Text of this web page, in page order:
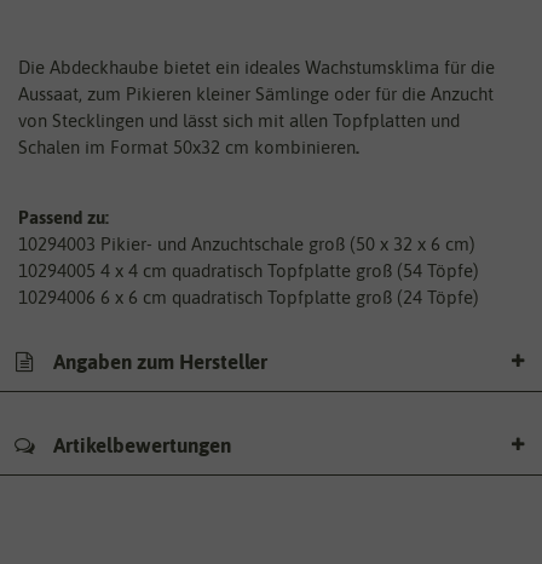
Die Abdeckhaube bietet ein ideales Wachstumsklima für die
Aussaat, zum Pikieren kleiner Sämlinge oder für die Anzucht
von Stecklingen und lässt sich mit allen Topfplatten und
Schalen im Format 50x32 cm kombinieren.
Passend zu:
10294003 Pikier- und Anzuchtschale groß (50 x 32 x 6 cm)
10294005 4 x 4 cm quadratisch Topfplatte groß (54 Töpfe)
10294006 6 x 6 cm quadratisch Topfplatte groß (24 Töpfe)
Angaben zum Hersteller
Artikelbewertungen